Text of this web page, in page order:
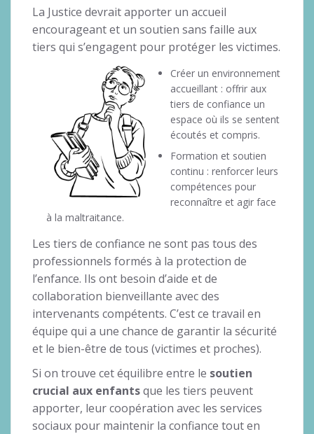
La Justice devrait apporter un accueil
encourageant et un soutien sans faille aux
tiers qui s’engagent pour protéger les victimes.
Créer un environnement
accueillant : offrir aux
tiers de confiance un
espace où ils se sentent
écoutés et compris.
Formation et soutien
continu : renforcer leurs
compétences pour
reconnaître et agir face
à la maltraitance.
Les tiers de confiance ne sont pas tous des
professionnels formés à la protection de
l’enfance. Ils ont besoin d’aide et de
collaboration bienveillante avec des
intervenants compétents. C’est ce travail en
équipe qui a une chance de garantir la sécurité
et le bien-être de tous (victimes et proches).
Si on trouve cet équilibre entre le soutien
crucial aux enfantsque les tiers peuvent
apporter, leur coopération avec les services
sociaux pour maintenir la confiance tout en